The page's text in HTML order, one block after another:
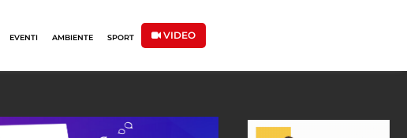
EVENTI AMBIENTE SPORT VIDEO